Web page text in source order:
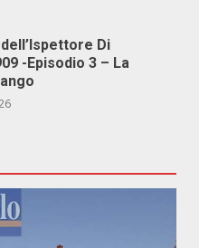
Di
-Episodio 3 – La